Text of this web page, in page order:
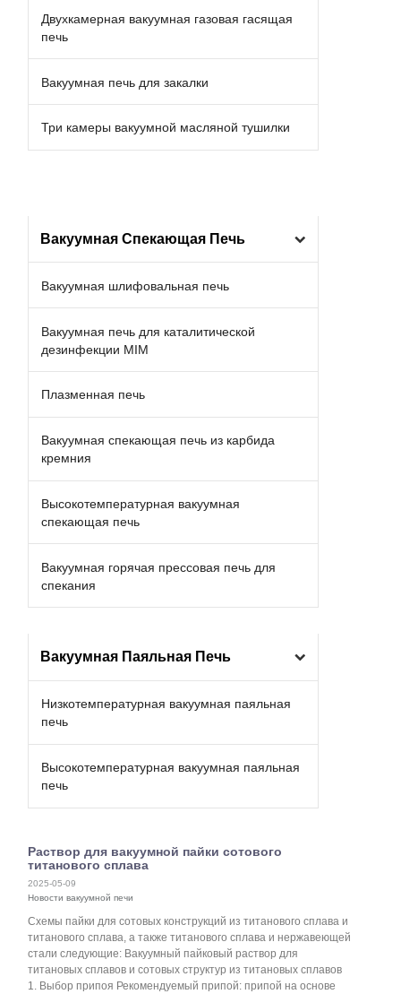
Двухкамерная вакуумная газовая гасящая
печь
Вакуумная печь для закалки
Три камеры вакуумной масляной тушилки
Вакуумная Спекающая Печь
Вакуумная шлифовальная печь
Вакуумная печь для каталитической
дезинфекции MIM
Плазменная печь
Вакуумная спекающая печь из карбида
кремния
Высокотемпературная вакуумная
спекающая печь
Вакуумная горячая прессовая печь для
спекания
Вакуумная Паяльная Печь
Низкотемпературная вакуумная паяльная
печь
Высокотемпературная вакуумная паяльная
печь
Раствор для вакуумной пайки сотового
титанового сплава
2025-05-09
Новости вакуумной печи
Схемы пайки для сотовых конструкций из титанового сплава и
титанового сплава, а также титанового сплава и нержавеющей
стали следующие: Вакуумный пайковый раствор для
титановых сплавов и сотовых структур из титановых сплавов
1. Выбор припоя Рекомендуемый припой: припой на основе